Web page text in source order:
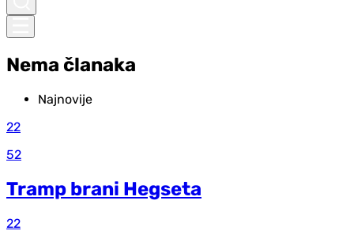
Nema članaka
Najnovije
22
52
Tramp brani Hegseta
22